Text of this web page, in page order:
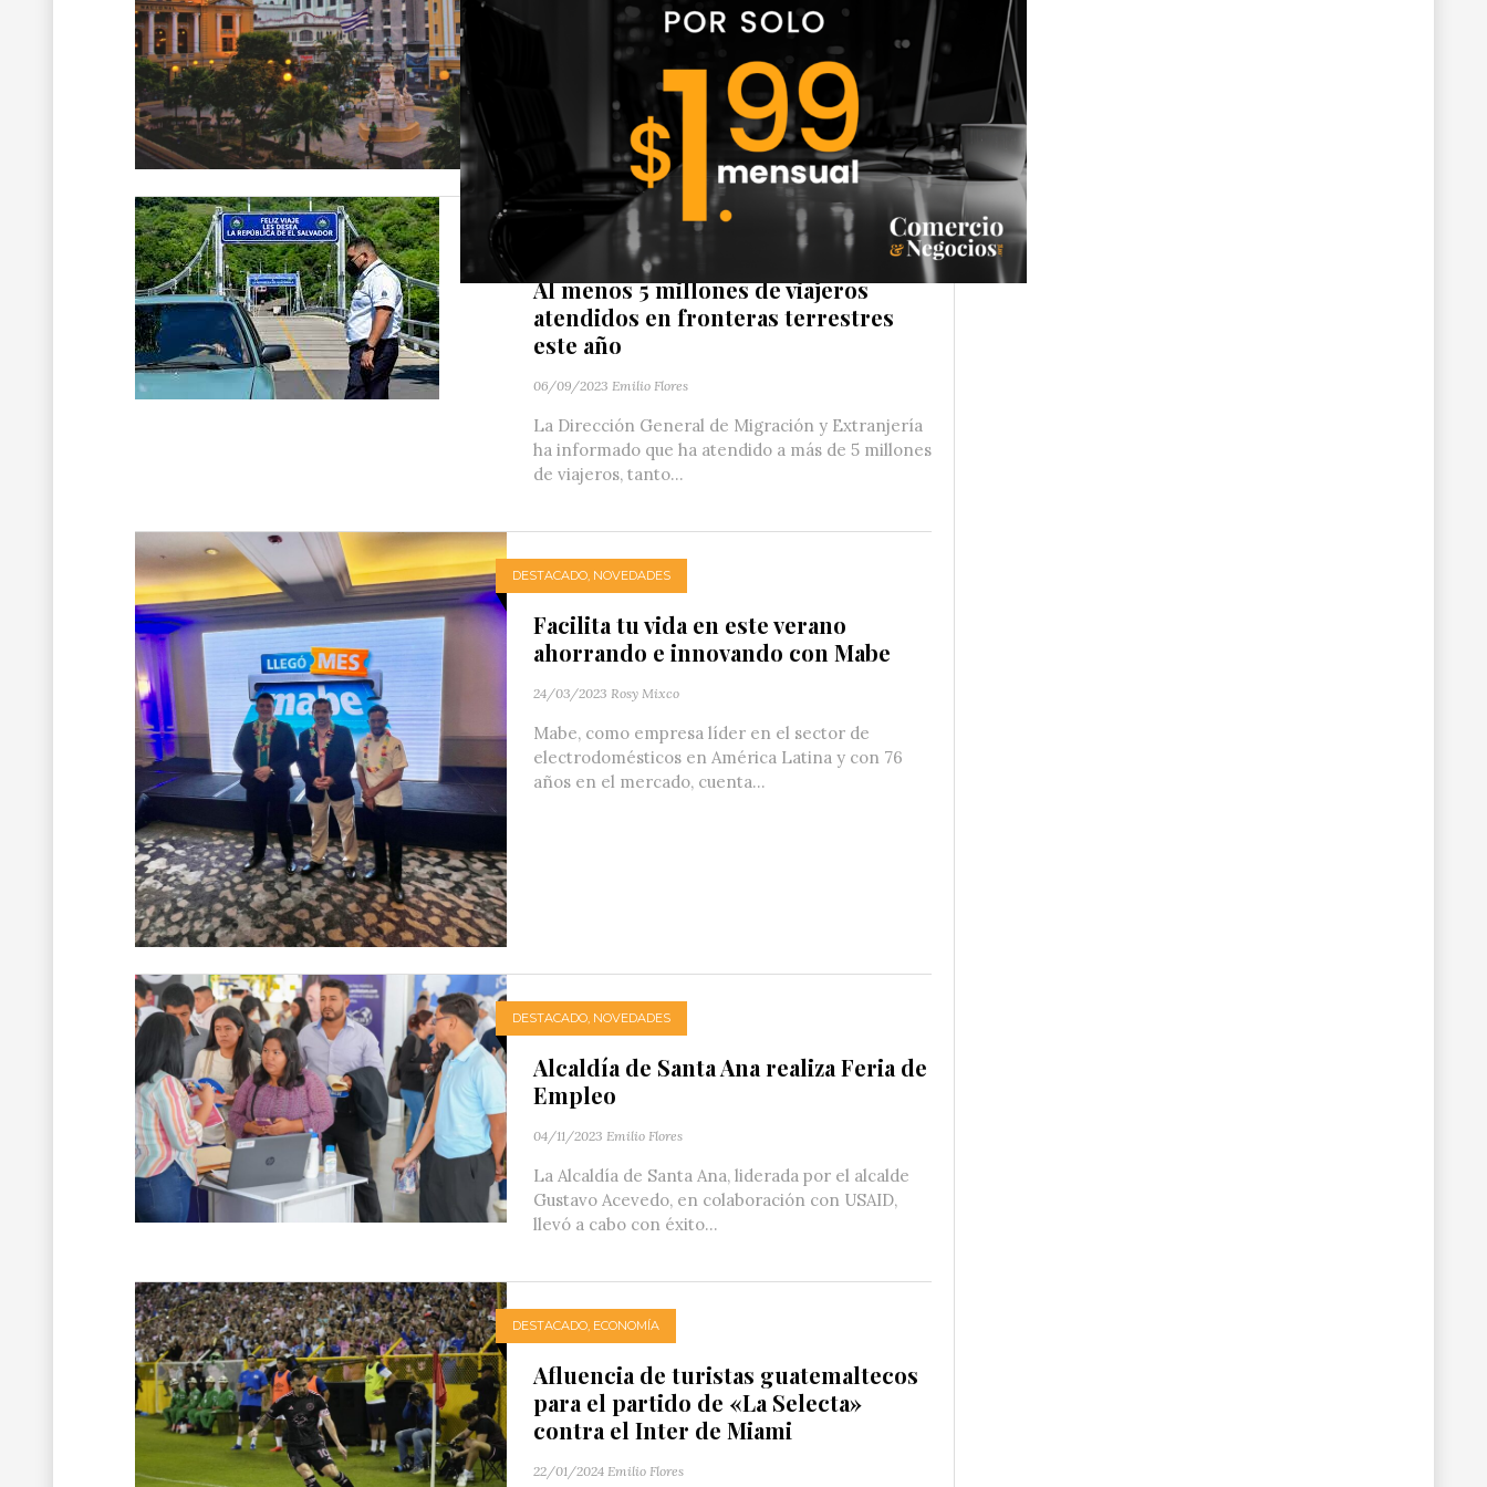
04/10/2023 Emilio Flores
El Banco Mundial ha revisado al alza su pronóstico
de crecimiento para la economía salvadoreña.
Según el informe publicado este...
,DESTACADO
Al menos 5 millones de viajeros
atendidos en fronteras terrestres
este año
06/09/2023 Emilio Flores
La Dirección General de Migración y Extranjería
ha informado que ha atendido a más de 5 millones
de viajeros, tanto...
DESTACADO, NOVEDADES
Facilita tu vida en este verano
ahorrando e innovando con Mabe
24/03/2023 Rosy Mixco
Mabe, como empresa líder en el sector de
electrodomésticos en América Latina y con 76
años en el mercado, cuenta...
DESTACADO, NOVEDADES
Alcaldía de Santa Ana realiza Feria de
Empleo
04/11/2023 Emilio Flores
La Alcaldía de Santa Ana, liderada por el alcalde
Gustavo Acevedo, en colaboración con USAID,
llevó a cabo con éxito...
DESTACADO, ECONOMÍA
Afluencia de turistas guatemaltecos
para el partido de «La Selecta»
contra el Inter de Miami
22/01/2024 Emilio Flores